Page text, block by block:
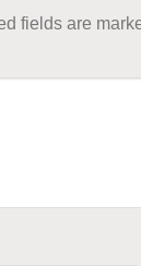
fields are